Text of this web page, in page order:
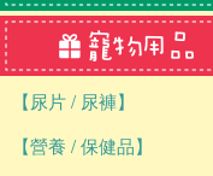
【尿片 / 尿褲】
【營養 / 保健品】